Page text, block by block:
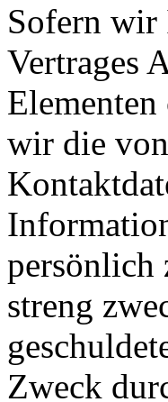
Sofern wir
Vertrages
wir die
persönlich
streng
Zweck